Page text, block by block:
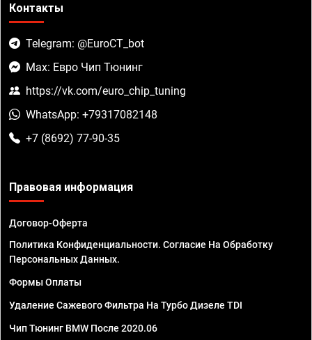
Контакты
Telegram: @EuroCT_bot
Max: Евро Чип Тюнинг
https://vk.com/euro_chip_tuning
WhatsApp: +79317082148
+7 (8692) 77-90-35
Правовая информация
Договор-Оферта
Политика Конфиденциальности. Согласие На Обработку
Персональных Данных.
Формы Оплаты
Удаление Сажевого Фильтра На Турбо Дизеле TDI
Чип Тюнинг BMW После 2020.06